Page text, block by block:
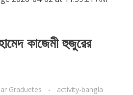
কাজেমী হুজুরের
Graduetes activity-bangla